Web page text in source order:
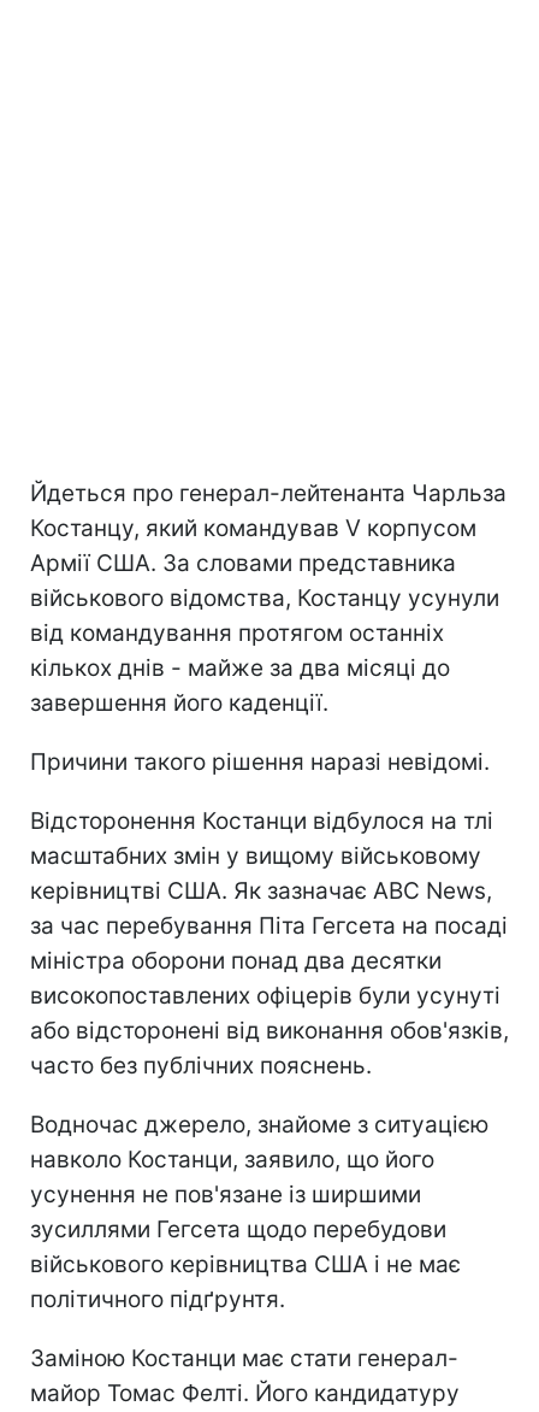
Йдеться про генерал-лейтенанта Чарльза
Костанцу, який командував V корпусом
Армії США. За словами представника
військового відомства, Костанцу усунули
від командування протягом останніх
кількох днів - майже за два місяці до
завершення його каденції.
Причини такого рішення наразі невідомі.
Відсторонення Костанци відбулося на тлі
масштабних змін у вищому військовому
керівництві США. Як зазначає ABC News,
за час перебування Піта Гегсета на посаді
міністра оборони понад два десятки
високопоставлених офіцерів були усунуті
або відсторонені від виконання обов'язків,
часто без публічних пояснень.
Водночас джерело, знайоме з ситуацією
навколо Костанци, заявило, що його
усунення не пов'язане із ширшими
зусиллями Гегсета щодо перебудови
військового керівництва США і не має
політичного підґрунтя.
Заміною Костанци має стати генерал-
майор Томас Фелті. Його кандидатуру